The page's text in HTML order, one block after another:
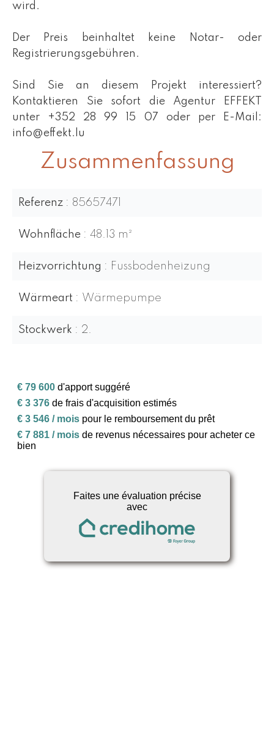
wird.
Der Preis beinhaltet keine Notar- oder
Registrierungsgebühren.
Sind Sie an diesem Projekt interessiert?
Kontaktieren Sie sofort die Agentur EFFEKT
unter +352 28 99 15 07 oder per E-Mail:
info@effekt.lu
Zusammenfassung
Referenz 85657471
Wohnfläche 48.13 m²
Heizvorrichtung Fussbodenheizung
Wärmeart Wärmepumpe
Stockwerk 2.